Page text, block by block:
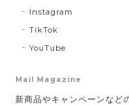
Instagram
TikTok
YouTube
Mail Magazine
新商品やキャンペーンなど